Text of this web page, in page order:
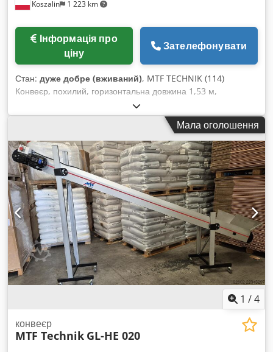
Koszalin 1 223 km
ціну
Зателефонувати
Стан: дуже добре (вживаний), MTF TECHNIK (114)
Конвеєр, похилий, горизонтальна довжина 1,53 м,
вертикальна довжина 1,04 м, ширина стрічки 0,35 м, висота
0,9 м (регулюється), висота поперечної балки 2 см, НОВА
Мала оголошення
1 /4
конвеєр
MTF Technik GL-HE 020